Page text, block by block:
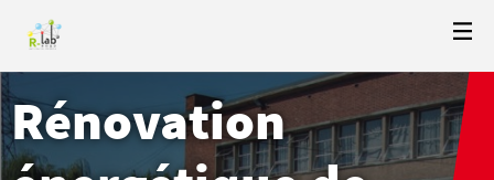
Rénovation